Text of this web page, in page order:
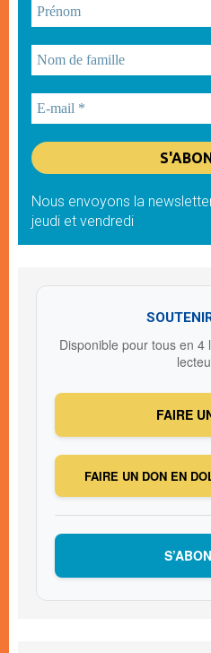
Nous envoyons la
jeudi et vendredi
Disponible pour tous en
FAIRE
FAIRE UN DON EN